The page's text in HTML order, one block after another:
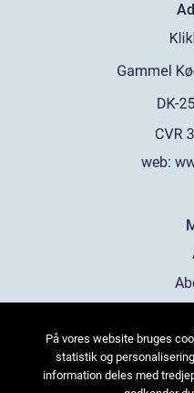
web:
På vores website bruges
statistik og
information deles med